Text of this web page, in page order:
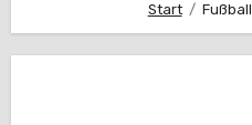
Start